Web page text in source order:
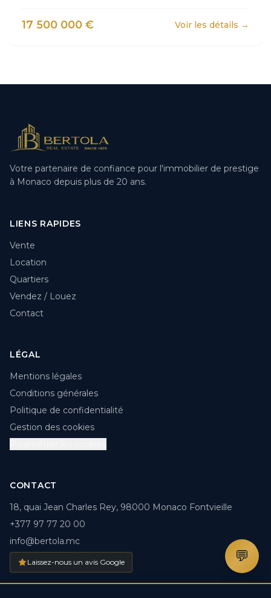
17 500 000 € Voir les détails →
Votre partenaire de confiance pour l'immobilier de prestige
à Monaco depuis plus de 20 ans.
LIENS RAPIDES
Vente
Location
Quartiers
Vendez / Louez
Contact
LÉGAL
Mentions légales
Conditions générales
Politique de confidentialité
Gestion des cookies
CONTACT
18, quai Jean Charles Rey, 98000 Monaco Fontvieille
+377 97 77 20 00
info@bertola.mc
Laissez-nous un avis Google 💬